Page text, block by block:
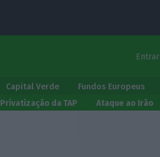
Entrar
Capital Verde Fundos Europeus
Privatização da TAP Ataque ao Irão